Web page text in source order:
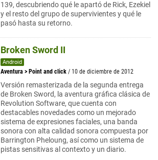
139, descubriendo qué le apartó de Rick, Ezekiel
y el resto del grupo de supervivientes y qué le
pasó hasta su retorno.
Broken Sword II
Android
Aventura > Point and click / 10 de diciembre de 2012
Versión remasterizada de la segunda entrega
de Broken Sword, la aventura gráfica clásica de
Revolution Software, que cuenta con
destacables novedades como un mejorado
sistema de expresiones faciales, una banda
sonora con alta calidad sonora compuesta por
Barrington Pheloung, así como un sistema de
pistas sensitivas al contexto y un diario.